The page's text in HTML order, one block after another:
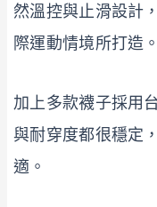
然溫控與止滑設計
際運動情境所打造。
加上多款襪子採用
與耐穿度都很穩定
適。